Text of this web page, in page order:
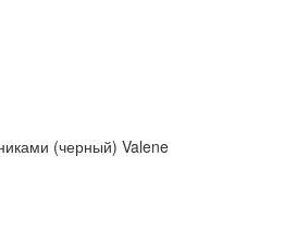
(черный) Valene